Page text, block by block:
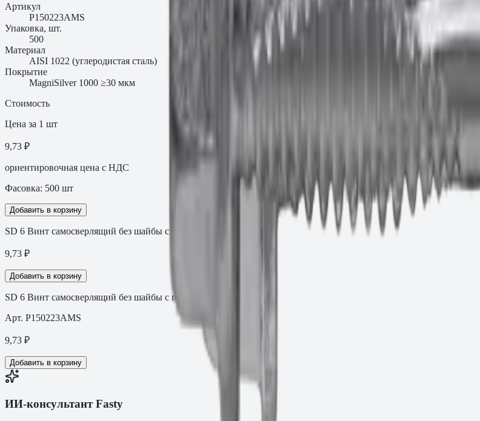
Артикул
P150223AMS
Упаковка, шт.
500
Материал
AISI 1022 (углеродистая сталь)
Покрытие
MagniSilver 1000 ≥30 мкм
Стоимость
Цена за 1 шт
9,73 ₽
ориентировочная цена с НДС
Фасовка: 500 шт
Добавить в корзину
SD 6 Винт самосверлящий без шайбы с покрытием MagniSilver
9,73 ₽
Добавить в корзину
SD 6 Винт самосверлящий без шайбы с покрытием MagniSilver
Арт. P150223AMS
9,73 ₽
Добавить в корзину
ИИ-консультант Fasty